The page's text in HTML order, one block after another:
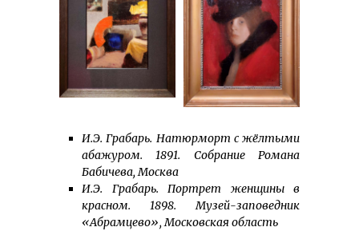
И.Э. Грабарь. Натюрморт с жёлтыми
абажуром. 1891. Собрание Романа
Бабичева, Москва
И.Э. Грабарь. Портрет женщины в
красном. 1898. Музей-заповедник
«Абрамцево», Московская область